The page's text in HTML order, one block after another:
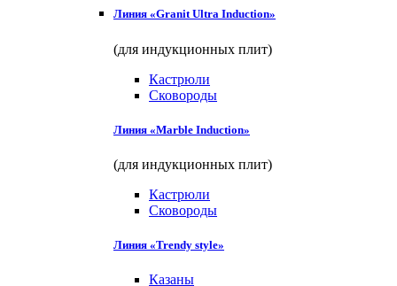
Линия «Granit Ultra Induction»
(для индукционных плит)
Кастрюли
Сковороды
Линия «Marble Induction»
(для индукционных плит)
Кастрюли
Сковороды
Линия «Trendy style»
Казаны